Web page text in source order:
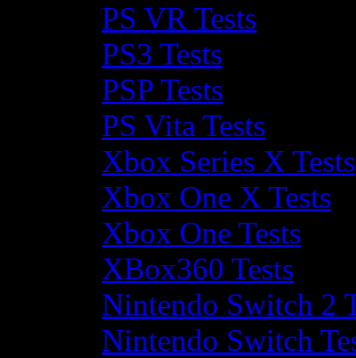
PS VR Tests
PS3 Tests
PSP Tests
PS Vita Tests
Xbox Series X Tests
Xbox One X Tests
Xbox One Tests
XBox360 Tests
Nintendo Switch 2
Nintendo Switch